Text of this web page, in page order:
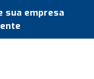
sua empresa